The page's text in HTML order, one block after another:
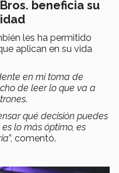
beneficia su
les ha permitido
aplican en su vida
en mi toma de
de leer lo que va a
.
qué decisión puedes
lo más óptimo, es
”, comentó.